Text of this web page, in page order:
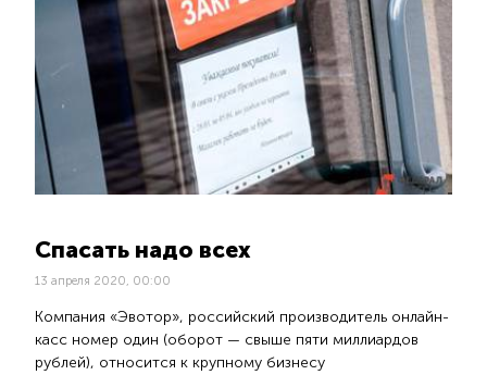
Спасать надо всех
13 апреля 2020, 00:00
Компания «Эвотор», российский производитель онлайн-
касс номер один (оборот — свыше пяти миллиардов
рублей), относится к крупному бизнесу